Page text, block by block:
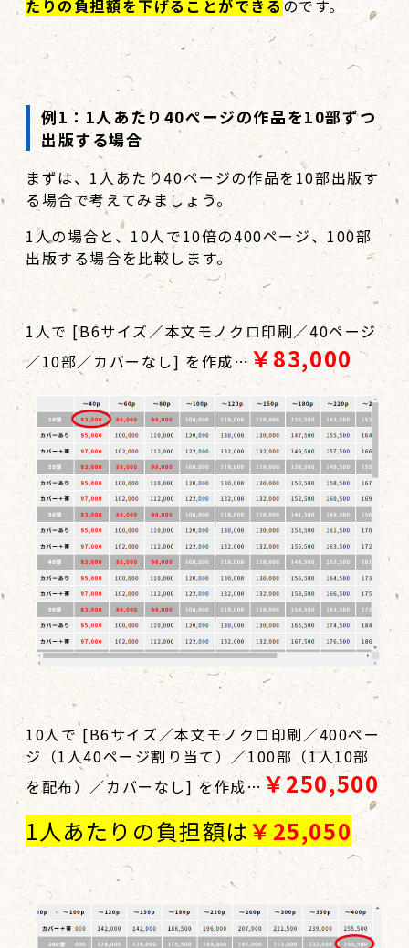
たりの負担額を下げることができるのです。
例1：1人あたり40ページの作品を10部ずつ
出版する場合
まずは、1人あたり40ページの作品を10部出版す
る場合で考えてみましょう。
1人の場合と、10人で10倍の400ページ、100部
出版する場合を比較します。
1人で [B6サイズ／本文モノクロ印刷／40ページ
／10部／カバーなし] を作成… ￥83,000
10人で [B6サイズ／本文モノクロ印刷／400ペー
ジ（1人40ページ割り当て）／100部（1人10部
を配布）／カバーなし] を作成…￥250,500
1人あたりの負担額は￥25,050